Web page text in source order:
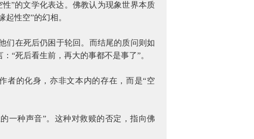
”的文学化表达。佛教认为现象世界本质
性空”的幻相。
在死后仍困于轮回。而结尾的质问则如
“死后看生前，再大的事都不是事了”。
者的化身，亦非文本内的存在，而是“空
一种声音”。这种对救赎的否定，指向佛